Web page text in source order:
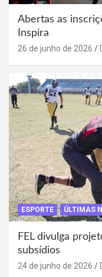
Abertas as
Inspira
26 de junho de 2026
ESPORTE ÚLTIMAS
FEL divulga
subsídios
24 de junho de 2026